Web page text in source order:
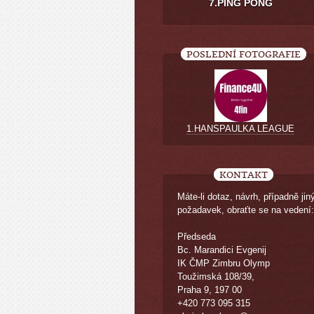
7.PING PONG
POSLEDNÍ FOTOGRAFIE
1.HANSPAULKA LEAGUE
KONTAKT
Máte-li dotaz, návrh, případně
požadavek, obraťte se na vedení:
Předseda
Bc. Marandici Evgenij
IK ČMP Zimbru Olymp
Toužimská 108/39,
Praha 9, 197 00
+420 773 095 315